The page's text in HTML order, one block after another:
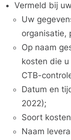
Vermeld bij
Uw
organisatie,
Op naam
kosten die
CTB-
Datum en
2022);
Soort
Naam